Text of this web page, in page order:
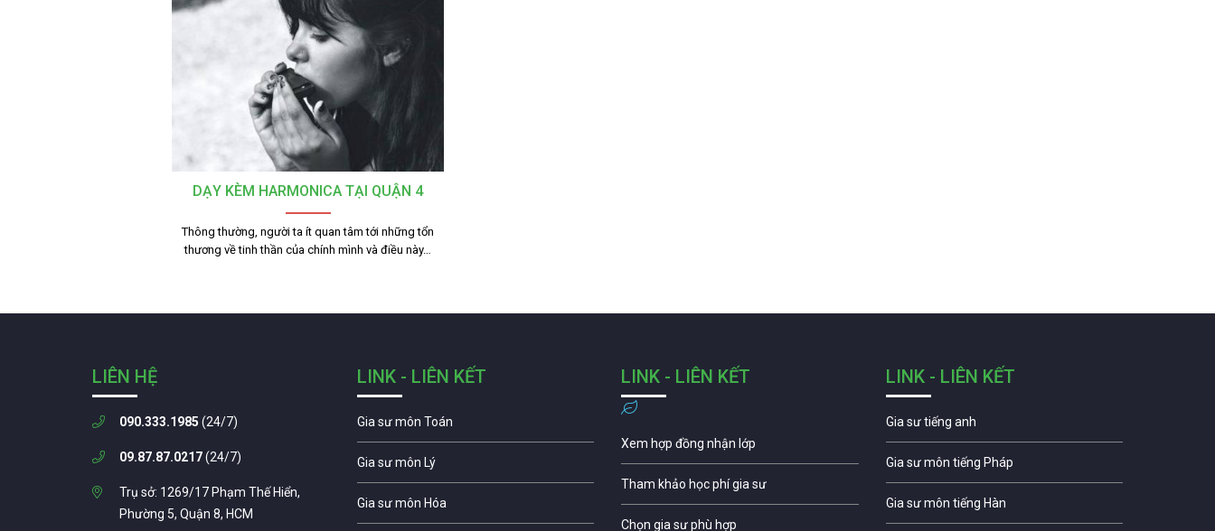
DẠY KÈM HARMONICA TẠI QUẬN 4
Thông thường, người ta ít quan tâm tới những tổn
thương về tinh thần của chính mình và điều này…
LIÊN HỆ
090.333.1985 (24/7)
09.87.87.0217(24/7)
Trụ sở: 1269/17 Phạm Thế Hiển,
Phường 5, Quận 8, HCM
LINK - LIÊN KẾT
Gia sư môn Toán
Gia sư môn Lý
Gia sư môn Hóa
LINK - LIÊN KẾT
Xem hợp đồng nhận lớp
Tham khảo học phí gia sư
Chọn gia sư phù hợp
LINK - LIÊN KẾT
Gia sư tiếng anh
Gia sư môn tiếng Pháp
Gia sư môn tiếng Hàn